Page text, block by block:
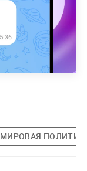
МИРОВАЯ